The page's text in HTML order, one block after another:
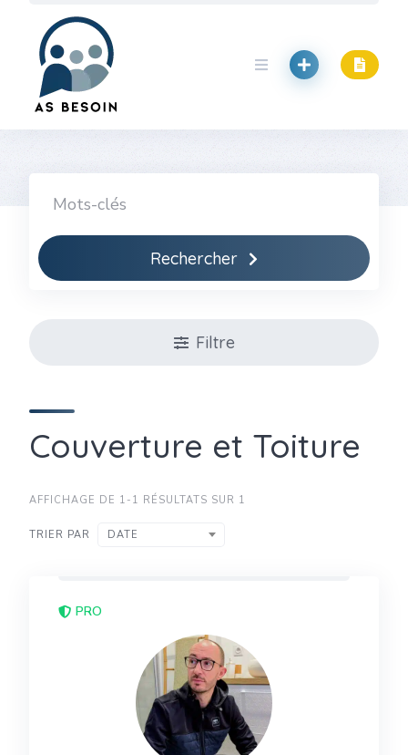
content
Rechercher
Filtre
Couverture et Toiture
AFFICHAGE DE 1-1 RÉSULTATS SUR 1
TRIER PAR DATE
PRO